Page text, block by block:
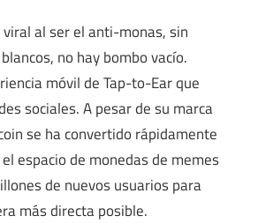
al ser el anti-monas, sin
no hay bombo vacío.
móvil de Tap-to-Ear que
sociales. A pesar de su marca
se ha convertido rápidamente
espacio de monedas de memes
de nuevos usuarios para
más directa posible.